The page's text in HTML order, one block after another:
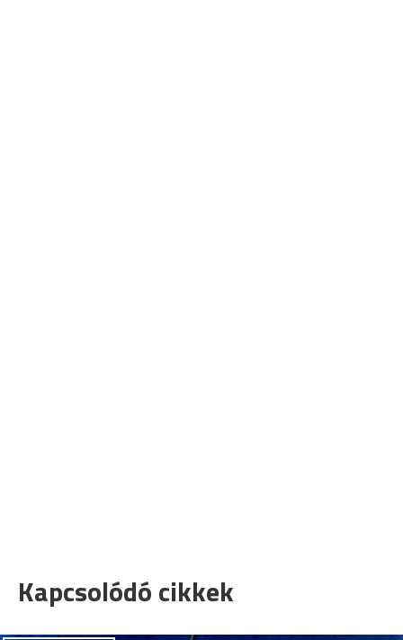
Kapcsolódó cikkek